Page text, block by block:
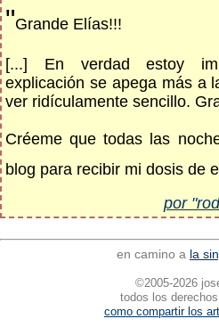
"Grande Elías!!!
[...] En verdad estoy
explicación se apega más a
ver ridículamente sencillo.
Créeme que todas las
blog para recibir mi dosis de
por
en camino a la
©2005-2026
todos los
como compartir los